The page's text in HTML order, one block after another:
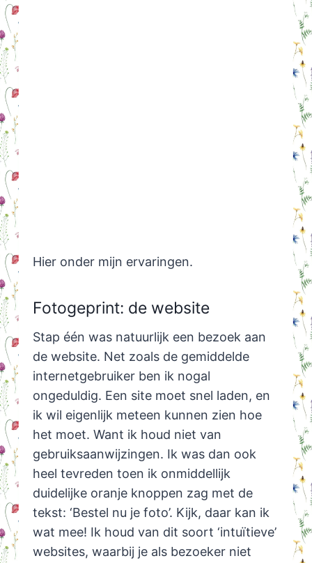
Hier onder mijn ervaringen.
Fotogeprint: de website
Stap één was natuurlijk een bezoek aan
de website. Net zoals de gemiddelde
internetgebruiker ben ik nogal
ongeduldig. Een site moet snel laden, en
ik wil eigenlijk meteen kunnen zien hoe
het moet. Want ik houd niet van
gebruiksaanwijzingen. Ik was dan ook
heel tevreden toen ik onmiddellijk
duidelijke oranje knoppen zag met de
tekst: ‘Bestel nu je foto’. Kijk, daar kan ik
wat mee! Ik houd van dit soort ‘intuïtieve’
websites, waarbij je als bezoeker niet